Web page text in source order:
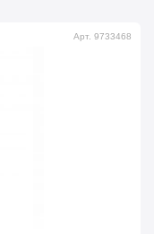
Арт. 9733468